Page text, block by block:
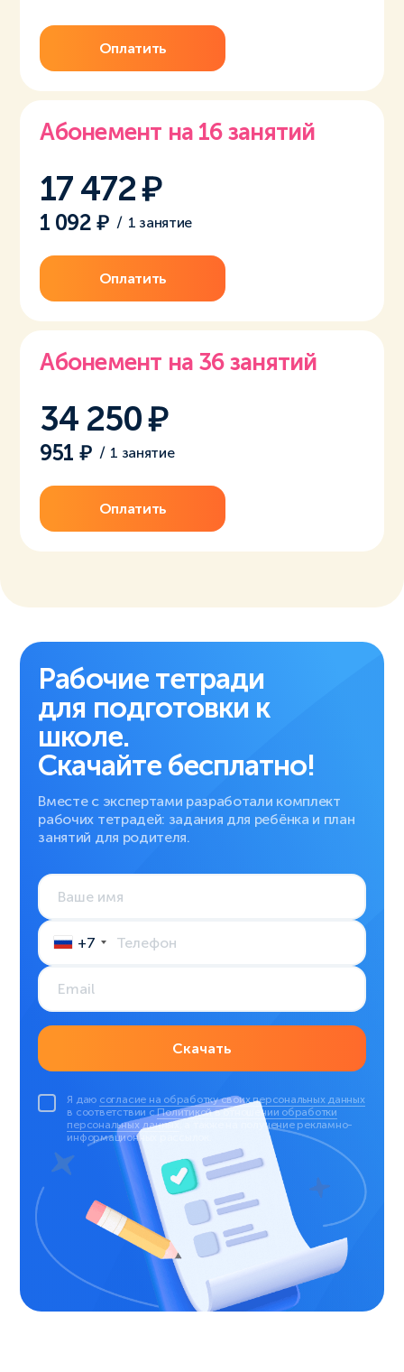
Оплатить
Абонемент на 16 занятий
17 472
1 092 / 1 занятие
Оплатить
Абонемент на 36 занятий
34 250
951 / 1 занятие
Оплатить
Рабочие тетради
для подготовки к
школе.
Скачайте бесплатно!
Вместе с экспертами разработали комплект
рабочих тетрадей: задания для ребёнка и план
занятий для родителя.
+7
Скачать
Я даю согласие на обработку своих персональных данных
в соответствии сПолитикой в отношении обработки
персональных данных
, а также на получение рекламно-
информационных рассылок.